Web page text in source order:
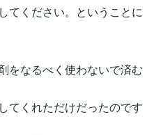
てください。ということに
をなるべく使わないで済む
てくれただけだったのです